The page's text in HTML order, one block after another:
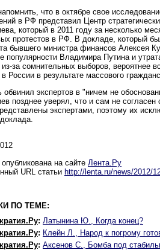
что в октябре свое
в РФ представил Центр
который в 2011 году за несколько
протестов в РФ. В докладе, который
бывшего министра финансов Алексея
популярности Владимира Путина и
из-за сомнительных выборов, вероятнее
России в результате массового
обвинил экспертов в "ничем не
позднее уверял, что и сам не согласен
экспертами, поэтому их
на сайте Лента.Ру
URL статьи http://lenta.ru/news/2012/
ПО ТЕМЕ:
: Латынина Ю., Когда конец?
: Клейн Л., Народ к погрому
: Аксенов С., Бомба под